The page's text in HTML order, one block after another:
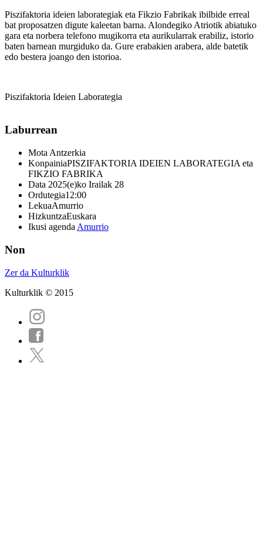
Piszifaktoria ideien laborategiak eta Fikzio Fabrikak ibilbide erreal
bat proposatzen digute kaleetan barna. Alondegiko Atriotik abiatuko
gara eta norbera telefono mugikorra eta aurikularrak erabiliz, istorio
baten barnean murgiduko da. Gure erabakien arabera, alde batetik
edo bestera joango den istorioa.
Piszifaktoria Ideien Laborategia
Laburrean
Mota Antzerkia
KonpainiaPISZIFAKTORIA IDEIEN LABORATEGIA eta
FIKZIO FABRIKA
Data 2025(e)ko Irailak 28
Ordutegia12:00
LekuaAmurrio
HizkuntzaEuskara
Ikusi agenda Amurrio
Non
Zer da Kulturklik
Kulturklik © 2015